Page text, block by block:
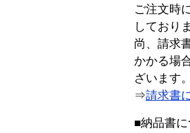
ご注文時
しており
尚、請求
かかる場
ざいます。
⇒請求書
■納品書